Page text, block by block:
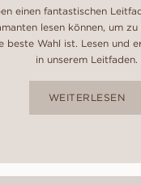
einen fantastischen
lesen können, um
beste Wahl ist. Lesen und
in unserem Leitfaden.
WEITERLESEN